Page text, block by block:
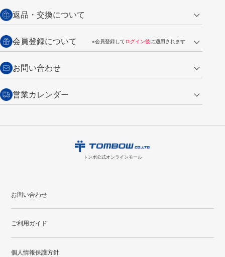
代金引換
銀行振込【前払い】
営業日午前11時までの決済完了の
ご注文は翌営業日の発送
送料：全国一律 660円（税込）
詳しくはご利用ガイドをご覧ください。
返品・交換について
返品の場合
商品到着後7日以内・未使用品に限り返品を承ります。問い合わせフォーム
い。
商品到着後7日以内に限り交換を承ります。
からご連絡
会員登録について ※会員登録してログイン後に適用されます
・新規ご入会で
・税込み2,200円以上のお買い上げで
・次回のお買い物に使えるポイントがお買い上げごとに
100円につき1ポイ
ント 付与されます。
会員登録はこちら
お問い合わせ
トンボ製品・サービスに関する
お問い合わせ
購入・返品に関するお問い合わせ
営業カレンダー
16
17 18 19 20 21
22
23
24
20
21
トンボ公式オンラインモール
お問い合わせ
ご利用ガイド
個人情報保護方針